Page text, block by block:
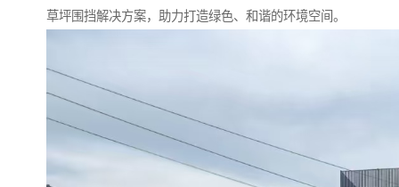
草坪围挡解决方案，助力打造绿色、和谐的环境空间。